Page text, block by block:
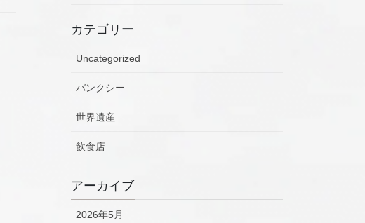
カテゴリー
Uncategorized
バンクシー
世界遺産
飲食店
アーカイブ
2026年5月